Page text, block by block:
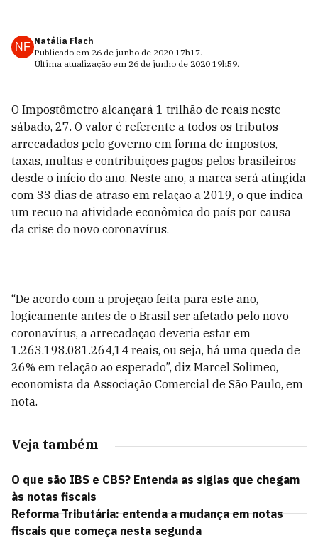
NF Natália Flach
Publicado em 26 de junho de 2020 17h17.
Última atualização em 26 de junho de 2020 19h59.
O Impostômetro alcançará 1 trilhão de reais neste
sábado, 27. O valor é referente a todos os tributos
arrecadados pelo governo em forma de impostos,
taxas, multas e contribuições pagos pelos brasileiros
desde o início do ano. Neste ano, a marca será atingida
com 33 dias de atraso em relação a 2019, o que indica
um recuo na atividade econômica do país por causa
da crise do novo coronavírus.
“De acordo com a projeção feita para este ano,
logicamente antes de o Brasil ser afetado pelo novo
coronavírus, a arrecadação deveria estar em
1.263.198.081.264,14 reais, ou seja, há uma queda de
26% em relação ao esperado”, diz Marcel Solimeo,
economista da Associação Comercial de São Paulo, em
nota.
Veja também
O que são IBS e CBS? Entenda as siglas que chegam
às notas fiscais
Reforma Tributária: entenda a mudança em notas
fiscais que começa nesta segunda